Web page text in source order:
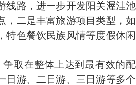
线路，进一步开发阳关渥洼池
，二是丰富旅游项目类型，如
特色餐饮民族风情等度假休闲
取在整体上达到最有效的配
日游、二日游、三日游等多个